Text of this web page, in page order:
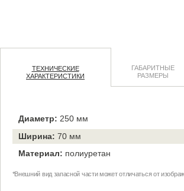
ТЕХНИЧЕСКИЕ
ХАРАКТЕРИСТИКИ
ГАБАРИТНЫЕ
РАЗМЕРЫ
Диаметр: 250 мм
Ширина: 70 мм
Материал: полиуретан
*Внешний вид запасной части может отличаться от